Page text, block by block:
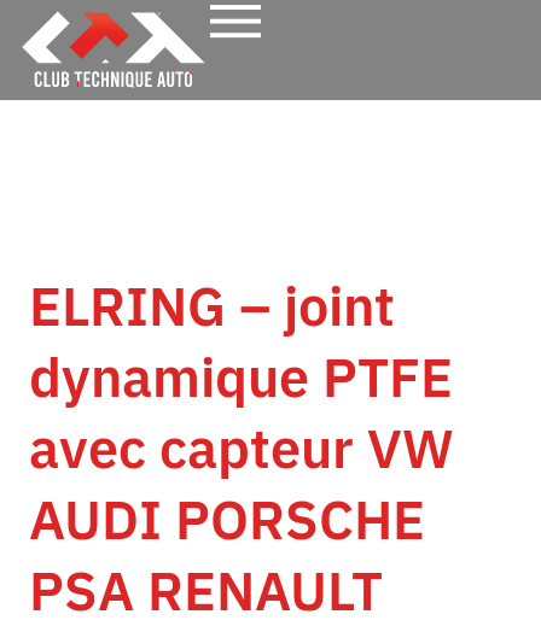
ELRING – joint
dynamique PTFE
avec capteur VW
AUDI PORSCHE
PSA RENAULT